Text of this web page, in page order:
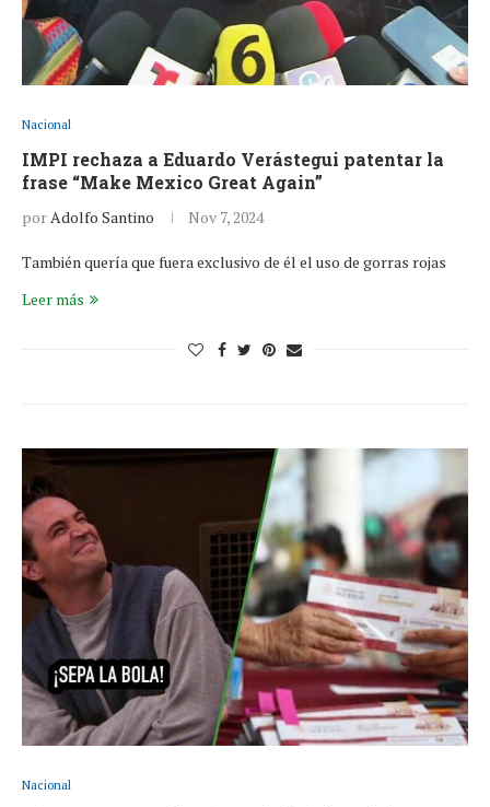
Nacional
IMPI rechaza a Eduardo Verástegui patentar la
frase “Make Mexico Great Again”
porAdolfo Santino Nov 7, 2024
También quería que fuera exclusivo de él el uso de gorras rojas
Leer más
Nacional